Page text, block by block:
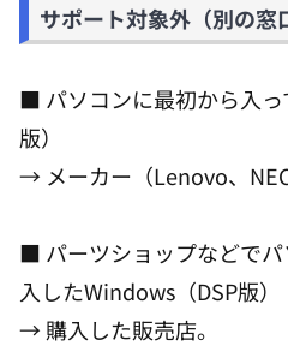
サポート対象外（別の窓
■ パソコンに最初から入
版）
→ メーカー（Lenovo、
■ パーツショップなどで
入したWindows（DSP版）
→ 購入した販売店。